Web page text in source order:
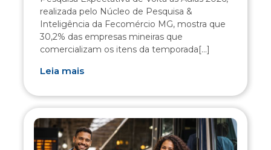
realizada pelo Núcleo de Pesquisa &
Inteligência da Fecomércio MG, mostra que
30,2% das empresas mineiras que
comercializam os itens da temporada[...]
Leia mais